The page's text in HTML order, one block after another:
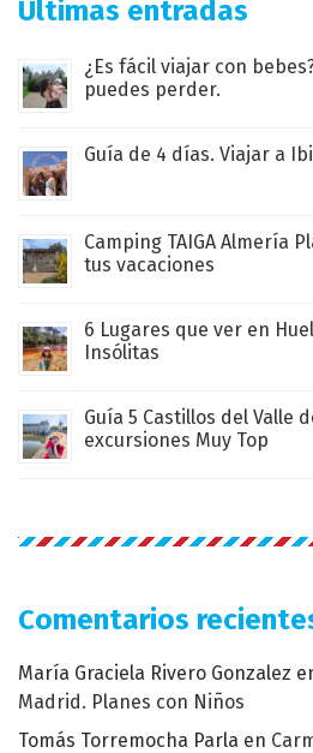
Últimas entradas
¿Es fácil viajar con
puedes perder.
Guía de 4 días. Viajar a
Camping TAIGA Almería
tus vacaciones
6 Lugares que ver en
Insólitas
Guía 5 Castillos del Valle
excursiones Muy Top
Comentarios
María Graciela Rivero Gonzalez
Madrid. Planes con Niños
Tomás Torremocha Parla en